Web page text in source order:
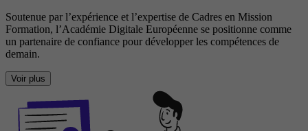
Soutenue par l’expérience et l’expertise de Cadres en Mission
Formation, l’Académie Digitale Européenne se positionne comme
un partenaire de confiance pour développer les compétences de
demain.
Voir plus